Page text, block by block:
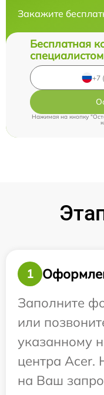
Закажите
Бесплатная
специалистом
Нажимая на кнопку
1
Заполните
или
указанному
центра Acer.
на Ваш